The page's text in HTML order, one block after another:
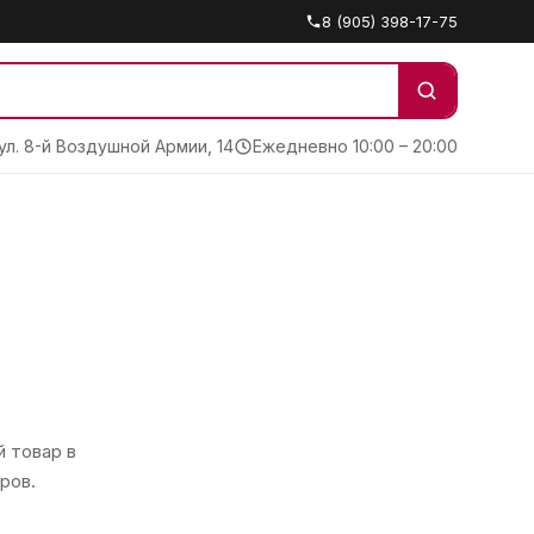
8 (905) 398-17-75
8-й Воздушной Армии, 14 Ежедневно 10:00 – 20:00
товар в